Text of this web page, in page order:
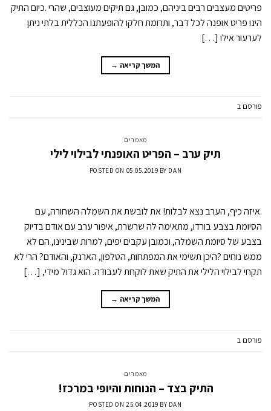
פריטים מעצבים רבים ביניהם, כמובן, גם תיקים מעוצבים, שהרי .כיום התיק
הינו פריט אופנה לכל דבר, ותרומת חלקו להופעתנו הכללית בלתי ניתן
לערעור אילו […]
המשך קריאה →
פורסם ב
מאמרים
תיק ערב – הפריט האופנתי לבילוי לילי
POSTED ON 05.05.2019 BY DAN
.איזה כיף, הערב נצא לבלות! את לובשת את השמלה השחורה, עם
הסיומת בצבע בורדו, מתאימה לה שרשרת, איפור ערב עם אודם בדיוק
בצבע של סיומת השמלה, וכמובן עקבים יפים, למרות שבינינו, הם לא
ממש נוחים ?היכן תשימי את המפתחות, הטלפון, הארנק, והאודם? הרי לא
תקחי לבילוי הלילי את התיק שאת לוקחת לעבודה. הוא גדול מידי, […]
המשך קריאה →
פורסם ב
מאמרים
התיק בצד – הנוחות והיופי במרכז!
POSTED ON25.04.2019 BY DAN